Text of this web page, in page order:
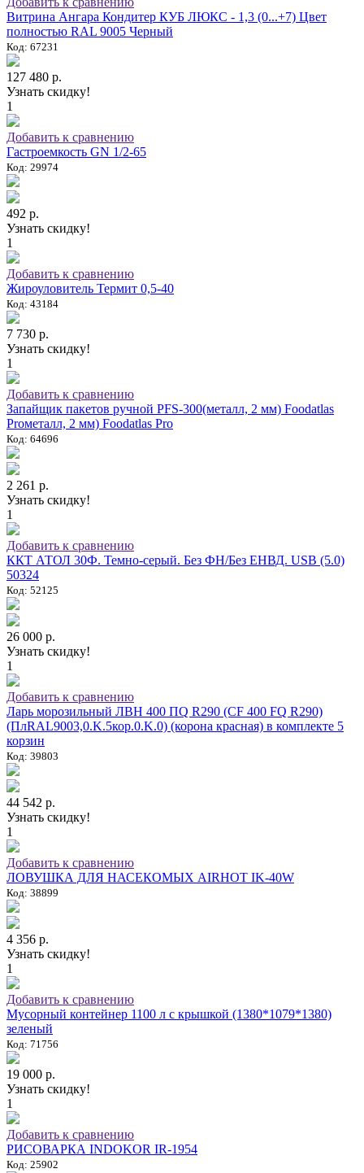
Витрина Ангара Кондитер КУБ ЛЮКС - 1,3 (0...+7) Цвет
полностью RAL 9005 Черный
Код: 67231
127 480 р.
Узнать скидку!
1
Добавить к сравнению
Гастроемкость GN 1/2-65
Код: 29974
492 р.
Узнать скидку!
1
Добавить к сравнению
Жироуловитель Термит 0,5-40
Код: 43184
7 730 р.
Узнать скидку!
1
Добавить к сравнению
Запайщик пакетов ручной PFS-300(металл, 2 мм) Foodatlas
Proметалл, 2 мм) Foodatlas Pro
Код: 64696
2 261 р.
Узнать скидку!
1
Добавить к сравнению
ККТ АТОЛ 30Ф. Темно-серый. Без ФН/Без ЕНВД. USB (5.0)
50324
Код: 52125
26 000 р.
Узнать скидку!
1
Добавить к сравнению
Ларь морозильный ЛВН 400 ПQ R290 (СF 400 FQ R290)
(ПлRAL9003,0.K.5кор.0.K.0) (корона красная) в комплекте 5
корзин
Код: 39803
44 542 р.
Узнать скидку!
1
Добавить к сравнению
ЛОВУШКА ДЛЯ НАСЕКОМЫХ AIRHOT IK-40W
Код: 38899
4 356 р.
Узнать скидку!
1
Добавить к сравнению
Мусорный контейнер 1100 л с крышкой (1380*1079*1380)
зеленый
Код: 71756
19 000 р.
Узнать скидку!
1
Добавить к сравнению
РИСОВАРКА INDOKOR IR-1954
Код: 25902